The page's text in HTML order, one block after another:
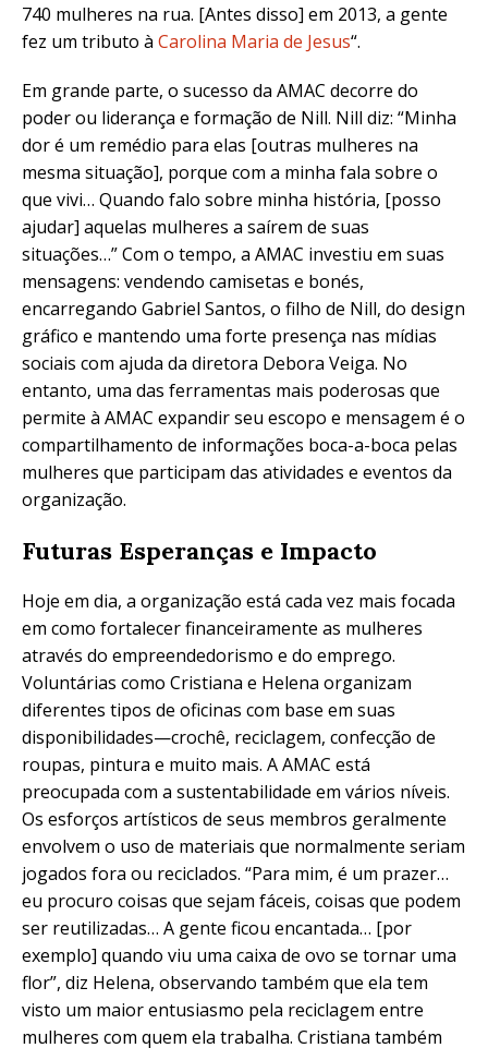
740 mulheres na rua. [Antes disso] em 2013, a gente
fez um tributo à Carolina Maria de Jesus“.
Em grande parte, o sucesso da AMAC decorre do
poder ou liderança e formação de Nill. Nill diz: “Minha
dor é um remédio para elas [outras mulheres na
mesma situação], porque com a minha fala sobre o
que vivi… Quando falo sobre minha história, [posso
ajudar] aquelas mulheres a saírem de suas
situações…” Com o tempo, a AMAC investiu em suas
mensagens: vendendo camisetas e bonés,
encarregando Gabriel Santos, o filho de Nill, do design
gráfico e mantendo uma forte presença nas mídias
sociais com ajuda da diretora Debora Veiga. No
entanto, uma das ferramentas mais poderosas que
permite à AMAC expandir seu escopo e mensagem é o
compartilhamento de informações boca-a-boca pelas
mulheres que participam das atividades e eventos da
organização.
Futuras Esperanças e Impacto
Hoje em dia, a organização está cada vez mais focada
em como fortalecer financeiramente as mulheres
através do empreendedorismo e do emprego.
Voluntárias como Cristiana e Helena organizam
diferentes tipos de oficinas com base em suas
disponibilidades—crochê, reciclagem, confecção de
roupas, pintura e muito mais. A AMAC está
preocupada com a sustentabilidade em vários níveis.
Os esforços artísticos de seus membros geralmente
envolvem o uso de materiais que normalmente seriam
jogados fora ou reciclados. “Para mim, é um prazer…
eu procuro coisas que sejam fáceis, coisas que podem
ser reutilizadas… A gente ficou encantada… [por
exemplo] quando viu uma caixa de ovo se tornar uma
flor”, diz Helena, observando também que ela tem
visto um maior entusiasmo pela reciclagem entre
mulheres com quem ela trabalha. Cristiana também